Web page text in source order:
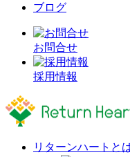
ブログ
お問合せ
採用情報
リターンハートと